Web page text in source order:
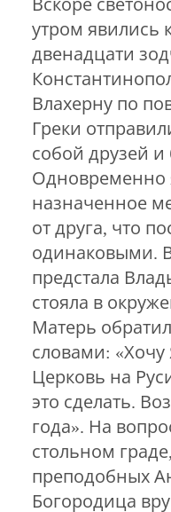
Вскоре
утром явились
двенадцати
Влахерну по
Греки
собой друзей и
Одновременно
назначенное
от друга, что
одинаковыми.
предстала
стояла в
Матерь
словами: «Хочу
Церковь на
это сделать.
года». На
стольном
преподобных
Богородица